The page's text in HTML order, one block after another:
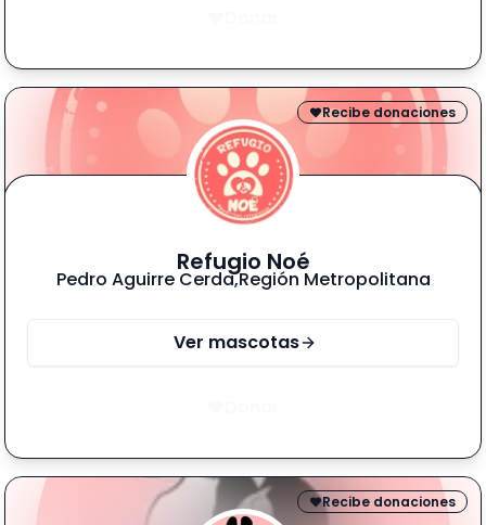
Recibe donaciones
Refugio Noé
Pedro Aguirre Cerda,Región Metropolitana
Ver mascotas
Recibe donaciones